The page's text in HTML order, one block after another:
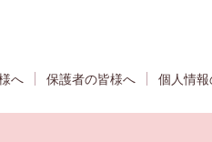
へ 保護者の皆様へ 個人情